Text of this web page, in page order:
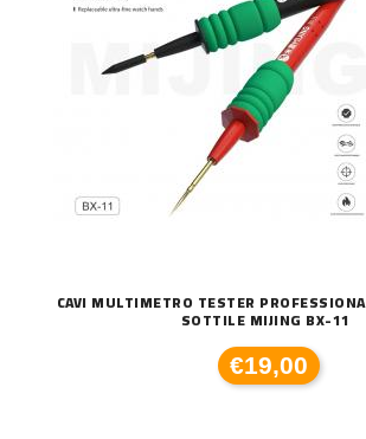
CAVI MULTIMETRO TESTER
SOTTILE MIJING BX-11
€19,00